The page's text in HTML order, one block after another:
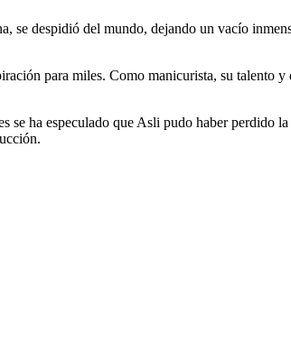
despidió del mundo, dejando un vacío
para miles. Como manicurista, su talento
ha especulado que Asli pudo haber perdido